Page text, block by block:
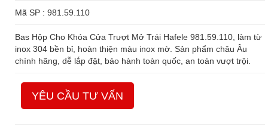
Mã SP : 981.59.110
Bas Hộp Cho Khóa Cửa Trượt Mở Trái Hafele 981.59.110, làm từ
inox 304 bền bỉ, hoàn thiện màu inox mờ. Sản phẩm châu Âu
chính hãng, dễ lắp đặt, bảo hành toàn quốc, an toàn vượt trội.
YÊU CẦU TƯ VẤN